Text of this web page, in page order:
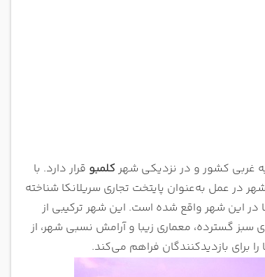
کلمبو قرار دارد. با
در عمل به‌عنوان پایتخت تجاری سریلانکا شناخته
در این شهر واقع شده است. این شهر ترکیبی از
گسترده، معماری زیبا و آرامش نسبی شهر، از
برای بازدیدکنندگان فراهم می‌کند.